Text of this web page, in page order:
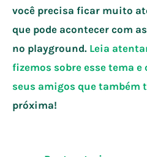
você precisa ficar muito
que pode acontecer com
no playground. Leia
fizemos sobre esse tema
seus amigos que também
próxima!